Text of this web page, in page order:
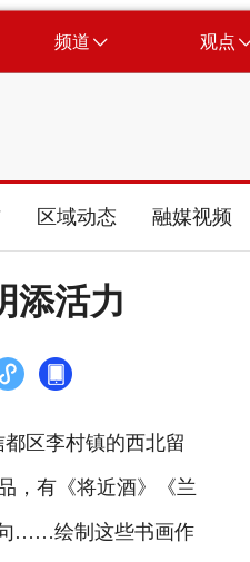
频道 观点
区域动态 融媒视频
添活力
区李村镇的西北留
，有《将近酒》《兰
句……绘制这些书画作